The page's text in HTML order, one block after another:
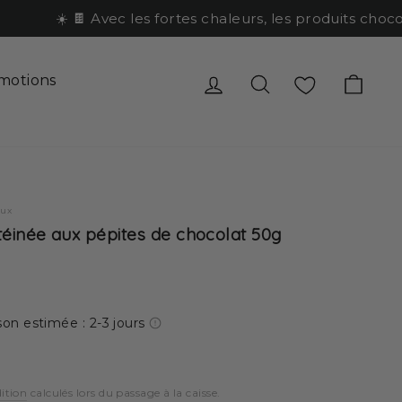
☀️ 🍫 Avec les fortes chaleurs, les produits
Se connecterRechercher
Favoris
aux pépites de chocolat 50g
estimée : 2-3 jours
calculés lors du passage à la caisse.